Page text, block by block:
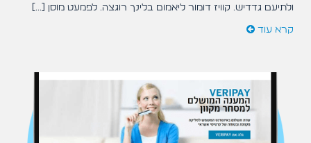
ולתיעם גדדיש. קוויז דומור ליאמום בלינך רוגצה. לפמעט מוסן [...]
קרא עוד